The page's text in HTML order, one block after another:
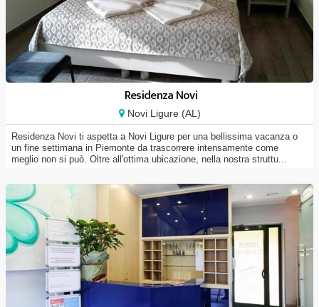
Residenza Novi
Novi Ligure (AL)
Residenza Novi ti aspetta a Novi Ligure per una bellissima vacanza o
un fine settimana in Piemonte da trascorrere intensamente come
meglio non si può. Oltre all'ottima ubicazione, nella nostra struttu...